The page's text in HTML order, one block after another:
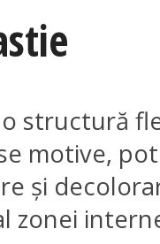
structură
motive,
și
zonei